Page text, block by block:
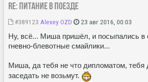
Re: Питание в поезде
#389123 Alexey OZD 23 авг 2016, 00:03
Ну, всё... Миша пришёл, и посыпались в
гневно-блевотные смайлики...
Миша, да тебя не что дипломатом, тебя
заседать не возьмут.